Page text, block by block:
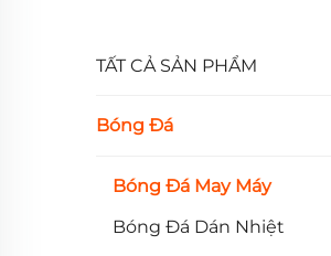
TẤT CẢ SẢN PHẨM
Bóng Đá
Bóng Đá May Máy
Bóng Đá Dán Nhiệt